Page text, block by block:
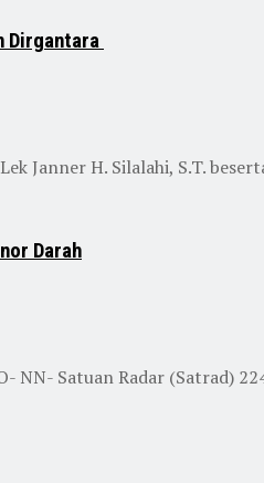
Dirgantara
Janner H. Silalahi, S.T.
Darah
NN- Satuan Radar (Satrad)